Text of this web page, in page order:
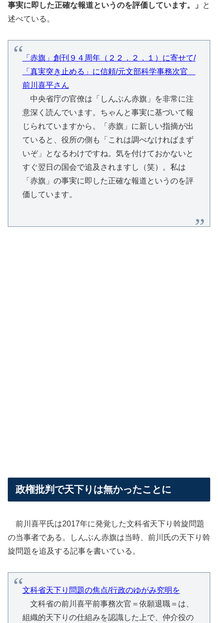
事実に即した正確な報道というのを評価しています。」
と
述べている。
「赤旗」創刊９４周年（２２．２．１）に寄せて/
「真実突き止める」に信頼/元文部科学事務次官
前川喜平さん
中央省庁の官僚は「しんぶん赤旗」を非常に注
意深く読んでいます。ちゃんと事実に基づいて報
じられていますから。「赤旗」に新しい指摘が出
ていると、役所の側も「これは調べなければまず
いぞ」となるわけですね。気を付けておかないと
すぐ翌日の国会で追及されますし（笑）。私は
「赤旗」の事実に即した正確な報道というのを評
価しています。
政権批判で天下りは無かったことに
前川喜平氏は2017年に発覚した文科省天下り斡旋問題
の当事者である。しんぶん赤旗は当時、前川氏の天下り斡
旋問題を追及する記事を書いている。
文科省天下り問題の焦点/行政のゆがみ究明を
文科省の前川喜平前事務次官＝依願退職＝は、
組織的天下りの仕組みを認識した上で、仲介役の